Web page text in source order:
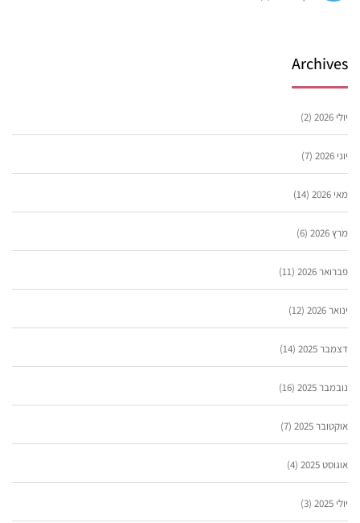
Archives
יולי 2026 (2)
יוני 2026 (7)
מאי 2026 (14)
מרץ 2026 (6)
פברואר 2026 (11)
ינואר 2026 (12)
דצמבר 2025 (14)
נובמבר 2025 (16)
אוקטובר 2025 (7)
אוגוסט 2025 (4)
יולי 2025 (3)